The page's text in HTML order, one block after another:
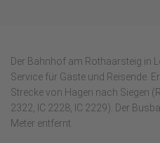
Der Bahnhof am Rothaarsteig in
Service für Gäste und Reisende.
Strecke von Hagen nach Siegen
2322, IC 2228, IC 2229). Der
Meter entfernt.